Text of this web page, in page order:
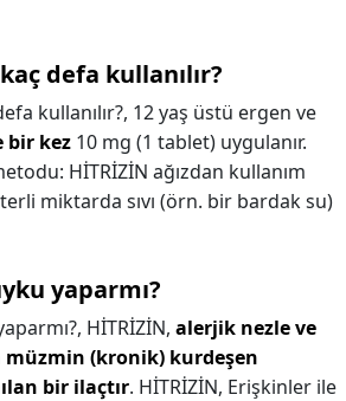
defa kullanılır?
kullanılır?, 12 yaş üstü ergen ve
bir kez 10 mg (1 tablet) uygulanır.
HİTRİZİN ağızdan kullanım
miktarda sıvı (örn. bir bardak su)
yaparmı?
HİTRİZİN, alerjik nezle ve
(kronik) kurdeşen
bir ilaçtır. HİTRİZİN, Erişkinler ile